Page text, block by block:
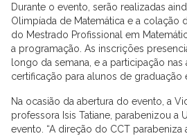
Durante o evento, serão realizadas
Olimpíada de Matemática e a colação
do Mestrado Profissional em
a programação. As inscrições
longo da semana, e a participação nas
certificação para alunos de graduação
Na ocasião da abertura do evento, a
professora Isis Tatiane, parabenizou a
evento. “A direção do CCT